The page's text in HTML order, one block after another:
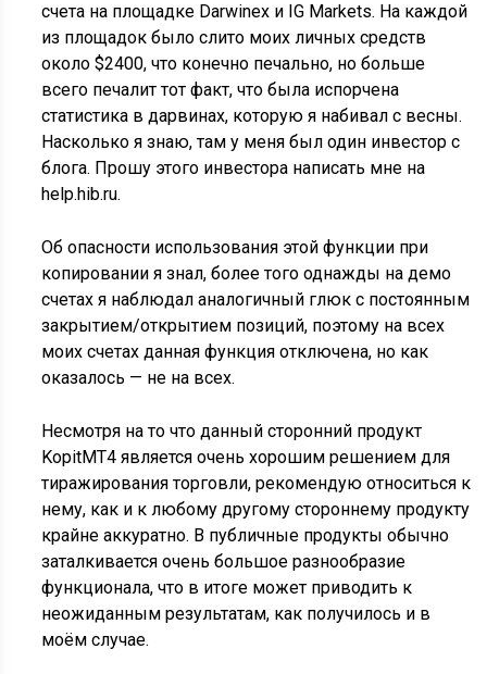
счета на площадке Darwinex и IG Markets. На каждой
из площадок было слито моих личных средств
около $2400, что конечно печально, но больше
всего печалит тот факт, что была испорчена
статистика в дарвинах, которую я набивал с весны.
Насколько я знаю, там у меня был один инвестор с
блога. Прошу этого инвестора написать мне на
help.hib.ru.
Об опасности использования этой функции при
копировании я знал, более того однажды на демо
счетах я наблюдал аналогичный глюк с постоянным
закрытием/открытием позиций, поэтому на всех
моих счетах данная функция отключена, но как
оказалось — не на всех.
Несмотря на то что данный сторонний продукт
KopitMT4 является очень хорошим решением для
тиражирования торговли, рекомендую относиться к
нему, как и к любому другому стороннему продукту
крайне аккуратно. В публичные продукты обычно
заталкивается очень большое разнообразие
функционала, что в итоге может приводить к
неожиданным результатам, как получилось и в
моём случае.